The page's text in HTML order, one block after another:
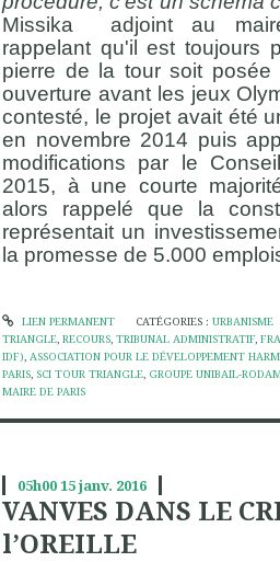
Missika adjoint au
rappelant qu'il est toujours
pierre de la tour soit
ouverture avant les jeux
contesté, le projet avait été
en novembre 2014 puis
modifications par le
2015, à une courte
alors rappelé que la
représentait un
la promesse de 5.000
LIEN PERMANENT CATÉGORIES : URBANISME
TRIANGLE, RECOURS, TRIBUNAL ADMINISTRATIF,
IDF), ASSOCIATION POUR LE DÉVELOPPEMENT
PARIS, SCI TOUR TRIANGLE, GROUPE UNIBAIL-
MAIRE DE PARIS
05h0015janv. 2016
VANVES DANS LE
l’OREILLE